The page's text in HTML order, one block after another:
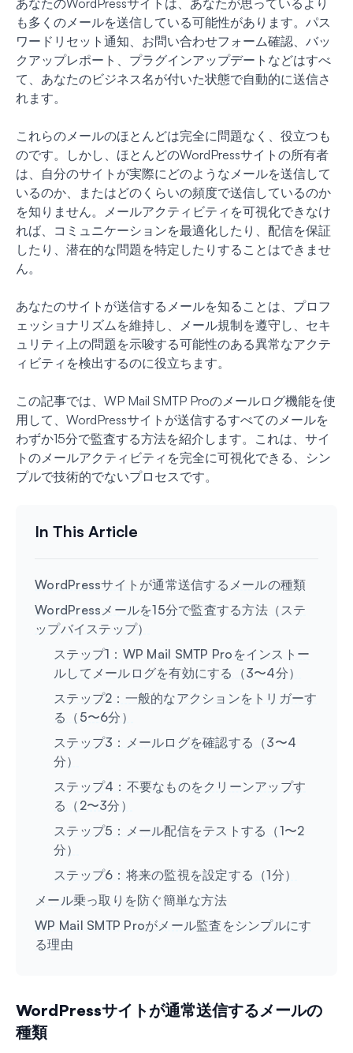
も多くのメールを送信している可能性があります。パス
ワードリセット通知、お問い合わせフォーム確認、バッ
クアップレポート、プラグインアップデートなどはすべ
て、あなたのビジネス名が付いた状態で自動的に送信さ
れます。
これらのメールのほとんどは完全に問題なく、役立つも
のです。しかし、ほとんどのWordPressサイトの所有者
は、自分のサイトが実際にどのようなメールを送信して
いるのか、またはどのくらいの頻度で送信しているのか
を知りません。メールアクティビティを可視化できなけ
れば、コミュニケーションを最適化したり、配信を保証
したり、潜在的な問題を特定したりすることはできませ
ん。
あなたのサイトが送信するメールを知ることは、プロフ
ェッショナリズムを維持し、メール規制を遵守し、セキ
ュリティ上の問題を示唆する可能性のある異常なアクテ
ィビティを検出するのに役立ちます。
この記事では、WP Mail SMTP Proのメールログ機能を使
用して、WordPressサイトが送信するすべてのメールを
わずか15分で監査する方法を紹介します。これは、サイ
トのメールアクティビティを完全に可視化できる、シン
プルで技術的でないプロセスです。
WordPressサイトが通常送信するメールの種類
WordPressメールを15分で監査する方法（ステ
ップバイステップ）
ステップ1：WP Mail SMTP Proをインストー
ルしてメールログを有効にする（3〜4分）
ステップ2：一般的なアクションをトリガーす
る（5〜6分）
ステップ3：メールログを確認する（3〜4
分）
ステップ4：不要なものをクリーンアップす
る（2〜3分）
ステップ5：メール配信をテストする（1〜2
分）
ステップ6：将来の監視を設定する（1分）
メール乗っ取りを防ぐ簡単な方法
WP Mail SMTP Proがメール監査をシンプルにす
る理由
WordPressサイトが通常送信するメールの
種類